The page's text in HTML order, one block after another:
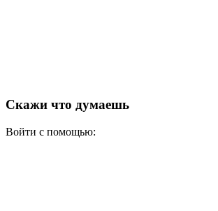
Скажи что думаешь
Войти с помощью: